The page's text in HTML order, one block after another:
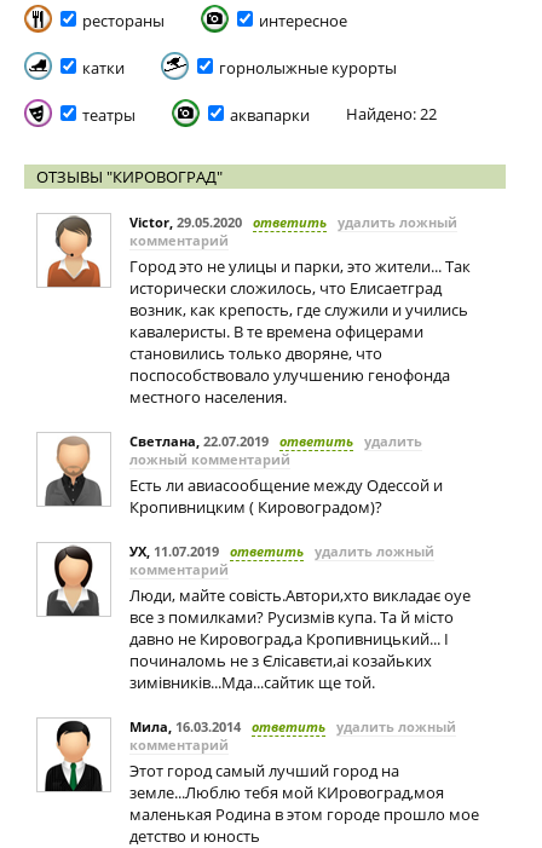
рестораны интересное
катки горнолыжные курорты
театры аквапарки Найдено: 22
ОТЗЫВЫ "КИРОВОГРАД"
Victor, 29.05.2020 ответить удалить ложный
комментарий
Город это не улицы и парки, это жители... Так
исторически сложилось, что Елисаетград
возник, как крепость, где служили и учились
кавалеристы. В те времена офицерами
становились только дворяне, что
поспособствовало улучшению генофонда
местного населения.
Светлана, 22.07.2019 ответить удалить
ложный комментарий
Есть ли авиасообщение между Одессой и
Кропивницким ( Кировоградом)?
УХ, 11.07.2019 ответить удалить ложный
комментарий
Люди, майте совість.Автори,хто викладає оуе
все з помилками? Русизмів купа. Та й місто
давно не Кировоград,а Кропивницький... І
починаломь не з Єлісавєти,аi козайьких
зимівників...Мда...сайтик ще той.
Мила, 16.03.2014 ответить удалить ложный
комментарий
Этот город самый лучший город на
земле...Люблю тебя мой КИровоград,моя
маленькая Родина в этом городе прошло мое
детство и юность